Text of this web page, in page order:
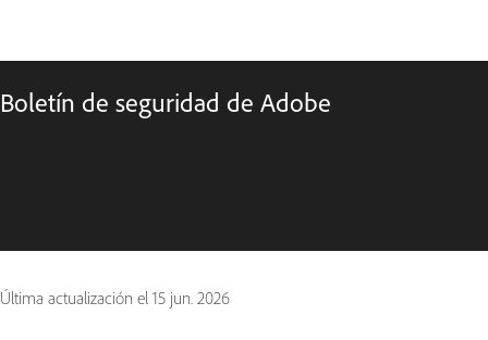
Boletín de seguridad de Adobe
Última actualización el 15 jun. 2026